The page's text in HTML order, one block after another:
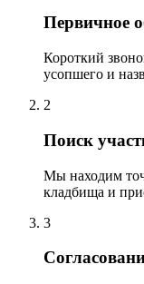
Первичное
Короткий
усопшего и
2
Поиск
Мы находим
кладбища и
3